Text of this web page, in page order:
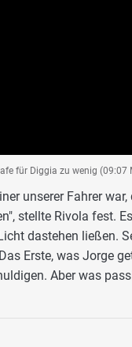
für Diggia zu wenig (09:07
unserer Fahrer
stellte Rivola fest.
dastehen ließen.
Erste, was Jorge
Aber was